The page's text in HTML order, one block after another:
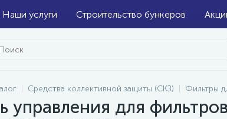
Наши услуги Строительство бункеров
Средства коллективной защиты (СКЗ) Фильтры
управления для